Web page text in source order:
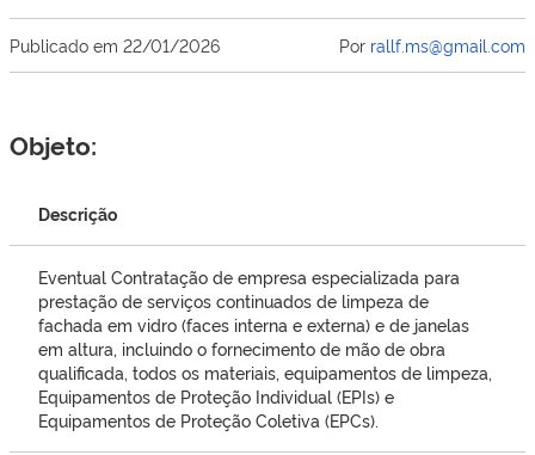
Publicado em 22/01/2026 Por rallf.ms@gmail.com
Objeto:
Descrição
Eventual Contratação de empresa especializada para
prestação de serviços continuados de limpeza de
fachada em vidro (faces interna e externa) e de janelas
em altura, incluindo o fornecimento de mão de obra
qualificada, todos os materiais, equipamentos de limpeza,
Equipamentos de Proteção Individual (EPIs) e
Equipamentos de Proteção Coletiva (EPCs).